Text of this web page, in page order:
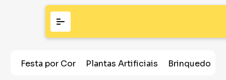
Festa por Cor Plantas Artificiais Brinquedos